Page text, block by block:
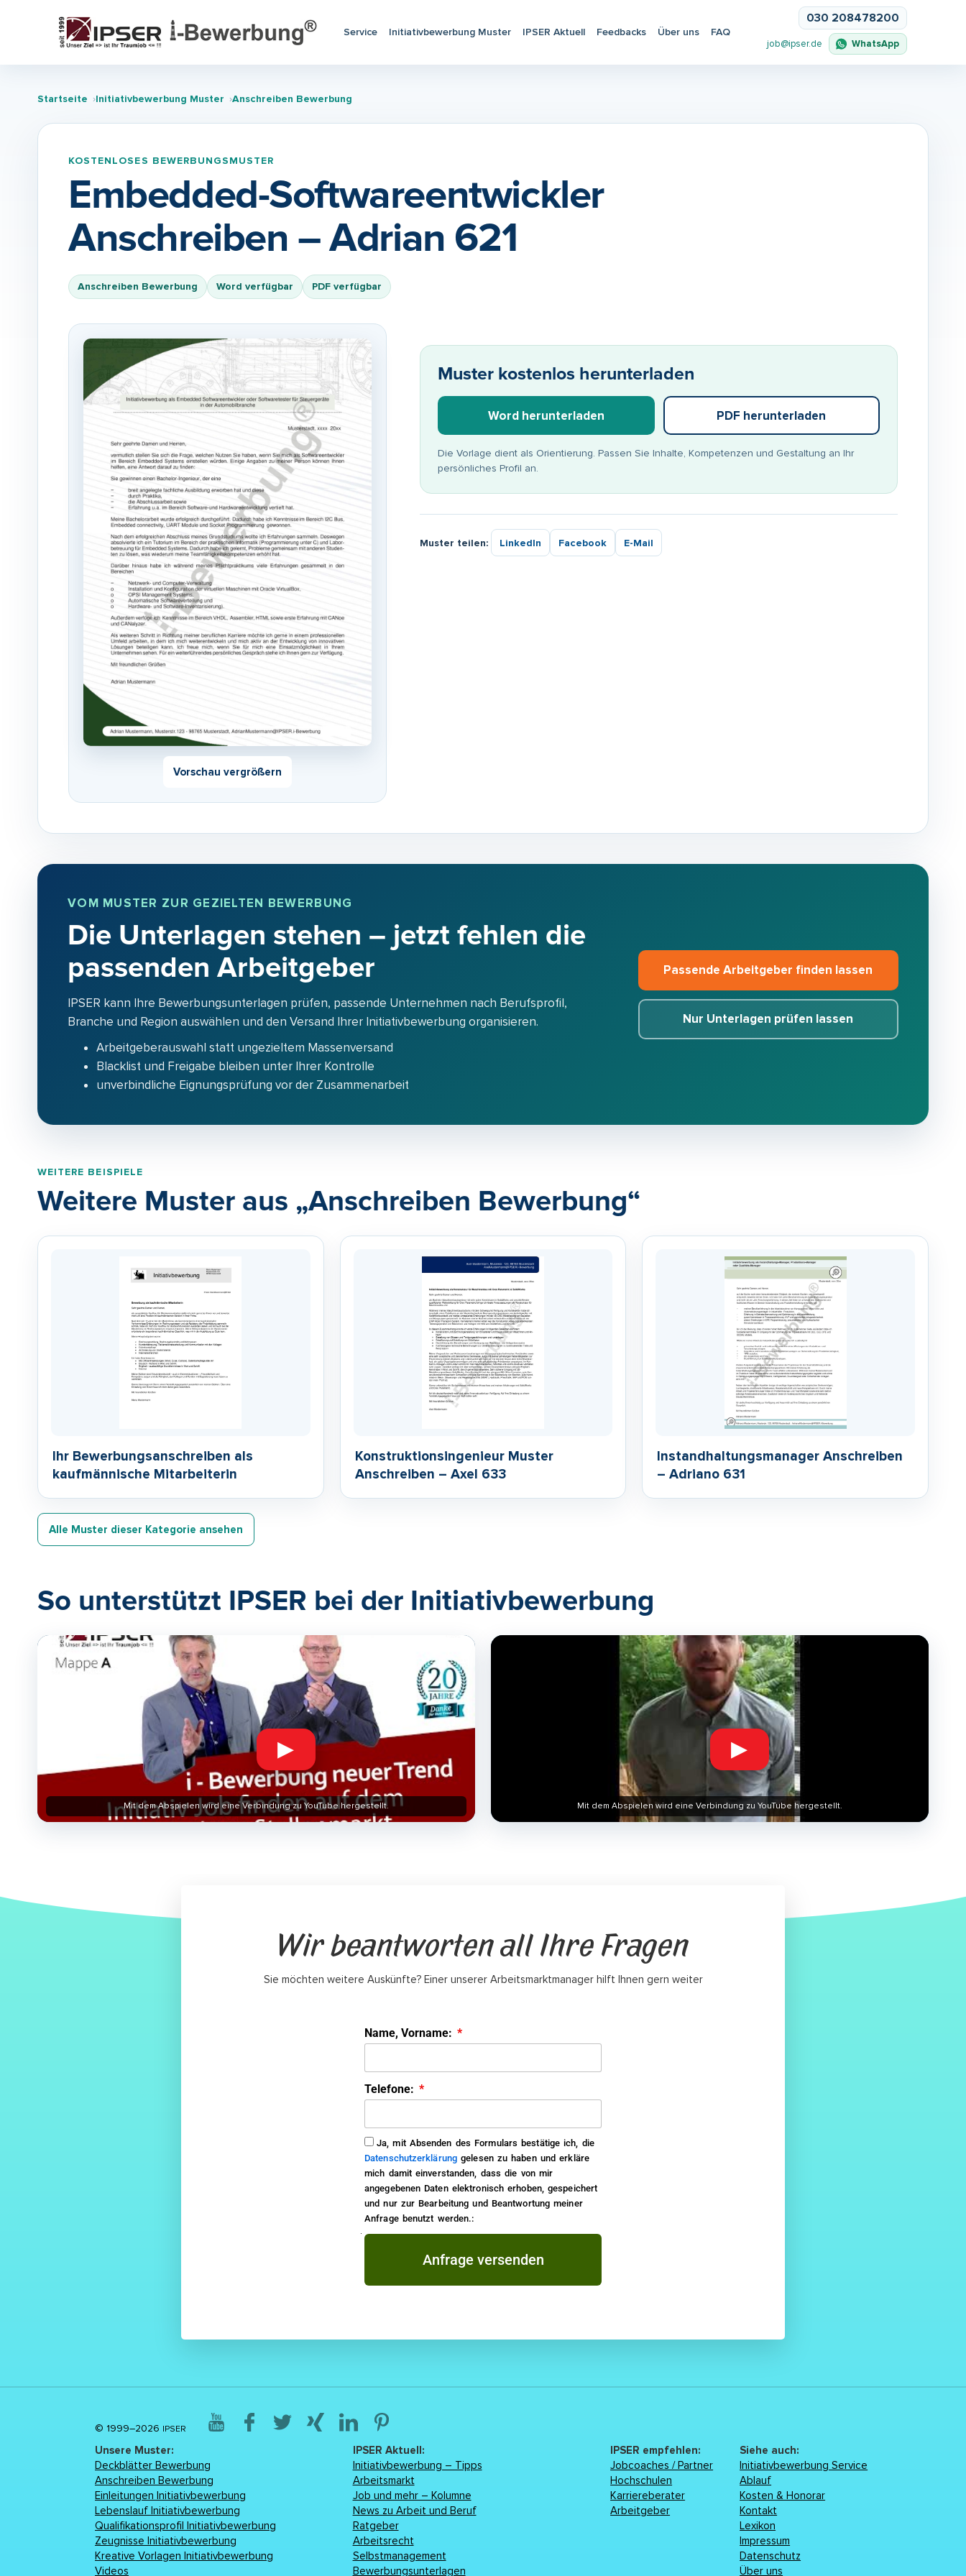
030 208478200
WhatsApp
job@ipser.de
Service Initiativbewerbung Muster IPSER Aktuell Feedbacks Über uns FAQ
Startseite Initiativbewerbung Muster Anschreiben Bewerbung
KOSTENLOSES BEWERBUNGSMUSTER
Embedded-Softwareentwickler
Anschreiben – Adrian 621
Anschreiben Bewerbung Word verfügbar PDF verfügbar
Vorschau vergrößern
Muster kostenlos herunterladen
Word herunterladen PDF herunterladen
Die Vorlage dient als Orientierung. Passen Sie Inhalte, Kompetenzen und Gestaltung an Ihr
persönliches Profil an.
Muster teilen: LinkedIn Facebook E-Mail
VOM MUSTER ZUR GEZIELTEN BEWERBUNG
Die Unterlagen stehen – jetzt fehlen die
passenden Arbeitgeber
IPSER kann Ihre Bewerbungsunterlagen prüfen, passende Unternehmen nach Berufsprofil,
Branche und Region auswählen und den Versand Ihrer Initiativbewerbung organisieren.
Arbeitgeberauswahl statt ungezieltem Massenversand
Blacklist und Freigabe bleiben unter Ihrer Kontrolle
unverbindliche Eignungsprüfung vor der Zusammenarbeit
Passende Arbeitgeber finden lassen
Nur Unterlagen prüfen lassen
WEITERE BEISPIELE
Weitere Muster aus „Anschreiben Bewerbung“
Ihr Bewerbungsanschreiben als
kaufmännische Mitarbeiterin
Konstruktionsingenieur Muster
Anschreiben – Axel 633
Instandhaltungsmanager Anschreiben
– Adriano 631
Alle Muster dieser Kategorie ansehen
So unterstützt IPSER bei der Initiativbewerbung
▶
Mit dem Abspielen wird eine Verbindung zu YouTube hergestellt.
▶
Mit dem Abspielen wird eine Verbindung zu YouTube hergestellt.
Wir beantworten all Ihre Fragen
Sie möchten weitere Auskünfte? Einer unserer Arbeitsmarktmanager hilft Ihnen gern weiter
Name, Vorname:
Telefone:
Ja, mit Absenden des Formulars bestätige ich, die
Datenschutzerklärung gelesen zu haben und erkläre
mich damit einverstanden, dass die von mir
angegebenen Daten elektronisch erhoben, gespeichert
und nur zur Bearbeitung und Beantwortung meiner
Anfrage benutzt werden.:
Anfrage versenden
© 1999–2026 IPSER
Unsere Muster:
Deckblätter Bewerbung
Anschreiben Bewerbung
Einleitungen Initiativbewerbung
Lebenslаuf Initiativbewerbung
Qualifikationsprofil Initiativbewerbung
Zeugnisse Initiativbewerbung
Kreative Vorlagen Initiativbewerbung
Videos
IPSER Aktuell:
Initiativbewerbung – Tipps
Arbeitsmarkt
Job und mehr – Kolumne
News zu Arbeit und Beruf
Ratgeber
Arbeitsrecht
Selbstmanagement
Bewerbungsunterlagen
IPSER empfehlen:
Jobcoaches / Partner
Hochschulen
Karriereberater
Arbeitgeber
Siehe auch:
Initiativbewerbung Service
Ablauf
Kosten & Honorar
Kontakt
Lexikon
Impressum
Datenschutz
Über uns